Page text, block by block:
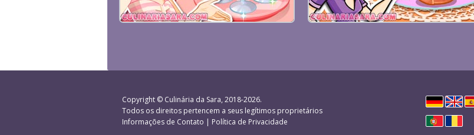
Copyright © Culinária da Sara, 2018-2026.
Todos os direitos pertencem a seus legítimos proprietários
Informações de Contato | Política de Privacidade